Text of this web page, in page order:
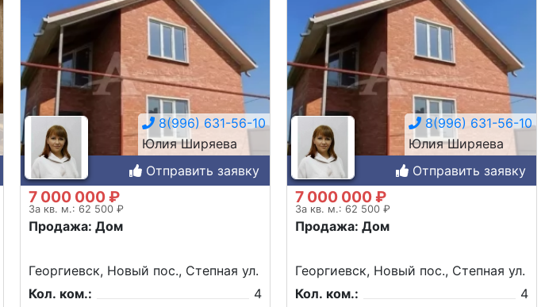
8(996) 631-56-10
Юлия Ширяева
Отправить заявку
7 000 000 ₽
За кв. м.: 62 500 ₽
Продажа: Дом
Георгиевск, Новый пос., Степная ул.
Кол. ком.:
4
8(996) 631-56-10
Юлия Ширяева
Отправить заявку
7 000 000 ₽
За кв. м.: 62 500 ₽
Продажа: Дом
Георгиевск, Новый пос., Степная ул.
Кол. ком.:
4